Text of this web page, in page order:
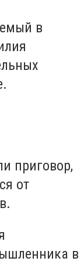
в
приговор,
от
в